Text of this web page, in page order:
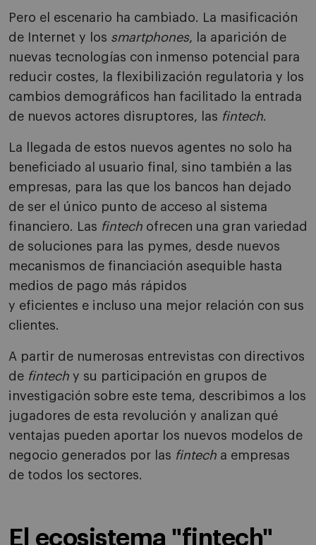
Pero el escenario ha cambiado. La masificación
de Internet y los smartphones, la aparición de
nuevas tecnologías con inmenso potencial para
reducir costes, la flexibilización regulatoria y los
cambios demográficos han facilitado la entrada
de nuevos actores disruptores, las fintech.
La llegada de estos nuevos agentes no solo ha
beneficiado al usuario final, sino también a las
empresas, para las que los bancos han dejado
de ser el único punto de acceso al sistema
financiero. Las fintech ofrecen una gran variedad
de soluciones para las pymes, desde nuevos
mecanismos de financiación asequible hasta
medios de pago más rápidos
y eficientes e incluso una mejor relación con sus
clientes.
A partir de numerosas entrevistas con directivos
de fintech y su participación en grupos de
investigación sobre este tema, describimos a los
jugadores de esta revolución y analizan qué
ventajas pueden aportar los nuevos modelos de
negocio generados por las fintech a empresas
de todos los sectores.
El ecosistema "fintech"